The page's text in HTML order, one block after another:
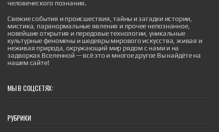
Ученые выявили иммунные клетки,
которые дирижируют атакой на рак, —
дирижируют атакой на рак, — раньше их почти не
замечали
человеческого познания.
Свежие события и происшествия, тайны и загадки истории,
мистика, паранормальные явления и прочее непознанное,
новейшие открытия и передовые технологии, уникальные
культурные феномены и шедевры мирового искусства, живая и
неживая природа, окружающий мир рядом с нами и на
задворках Вселенной — всё это и многое другое Вы найдёте на
нашем сайте!
МЫ В СОЦСЕТЯХ:
РУБРИКИ